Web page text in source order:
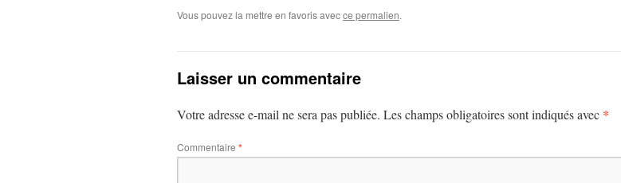
Vous pouvez la mettre en favoris avecce permalien.
Laisser un commentaire
Votre adresse e-mail ne sera pas publiée. Les champs obligatoires sont indiqués avec *
Commentaire *